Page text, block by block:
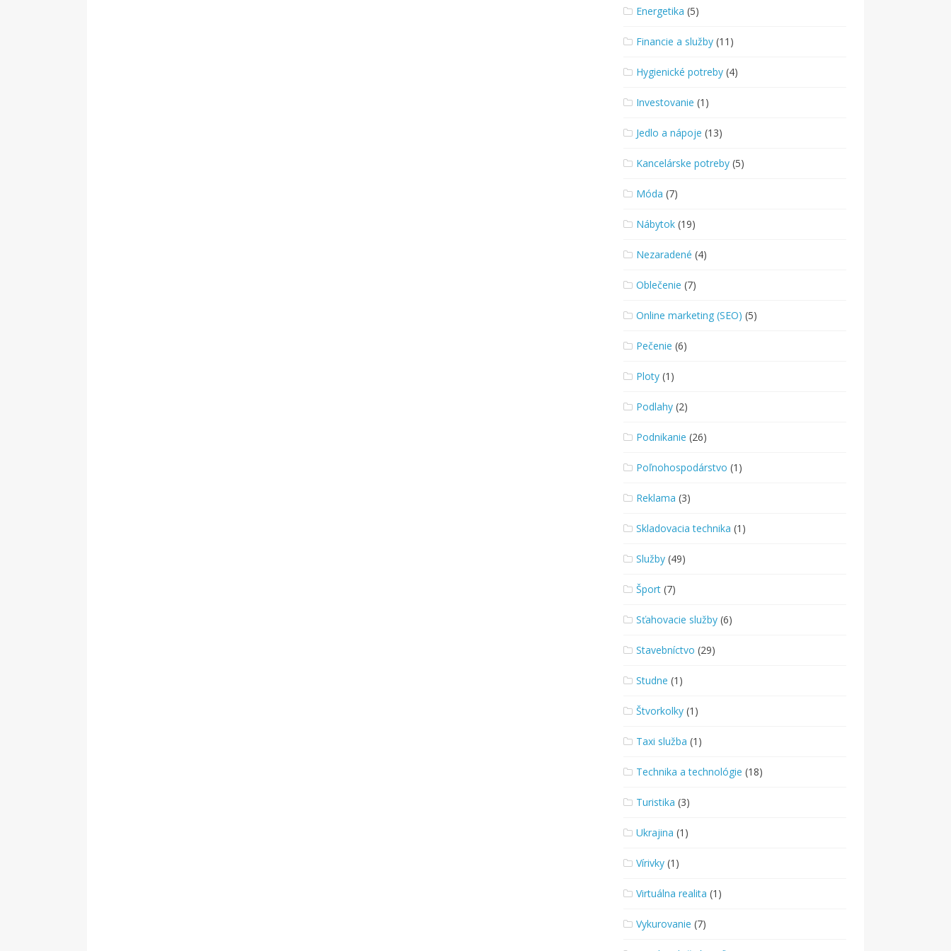
Energetika (5)
Financie a služby (11)
Hygienické potreby (4)
Investovanie (1)
Jedlo a nápoje (13)
Kancelárske potreby (5)
Móda (7)
Nábytok (19)
Nezaradené (4)
Oblečenie (7)
Online marketing (SEO) (5)
Pečenie (6)
Ploty (1)
Podlahy (2)
Podnikanie (26)
Poľnohospodárstvo (1)
Reklama (3)
Skladovacia technika (1)
Služby (49)
Šport (7)
Sťahovacie služby (6)
Stavebníctvo (29)
Studne (1)
Štvorkolky (1)
Taxi služba (1)
Technika a technológie (18)
Turistika (3)
Ukrajina (1)
Vírivky (1)
Virtuálna realita (1)
Vykurovanie (7)